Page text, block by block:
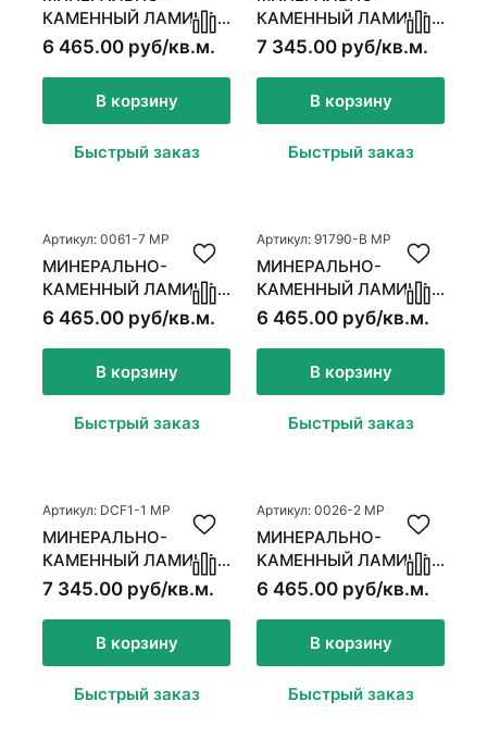
КАМЕННЫЙ ЛАМИНАТ
MSPC ДУБ
КЛОВЕРФИЛД
6 465.00 руб/кв.м.
В корзину
Быстрый заказ
КАМЕННЫЙ ЛАМИНАТ
MSPC ДУБ
БРАУНСТОУН
7 345.00 руб/кв.м.
В корзину
Быстрый заказ
Артикул: 0061-7 MP
МИНЕРАЛЬНО-
КАМЕННЫЙ ЛАМИНАТ
MSPC ДУБ ЯРКИЙ
6 465.00 руб/кв.м.
В корзину
Быстрый заказ
Артикул: 91790-B MP
МИНЕРАЛЬНО-
КАМЕННЫЙ ЛАМИНАТ
MSPC ДУБ ЛЕТНЕЕ
6 465.00 руб/кв.м.
В корзину
Быстрый заказ
Артикул: DCF1-1 MР
МИНЕРАЛЬНО-
КАМЕННЫЙ ЛАМИНАТ
MSPC ДУБ НОРДФИЛД
7 345.00 руб/кв.м.
В корзину
Быстрый заказ
Артикул: 0026-2 MP
МИНЕРАЛЬНО-
КАМЕННЫЙ ЛАМИНАТ
MSPC ДУБ МОРСКОЙ
6 465.00 руб/кв.м.
В корзину
Быстрый заказ